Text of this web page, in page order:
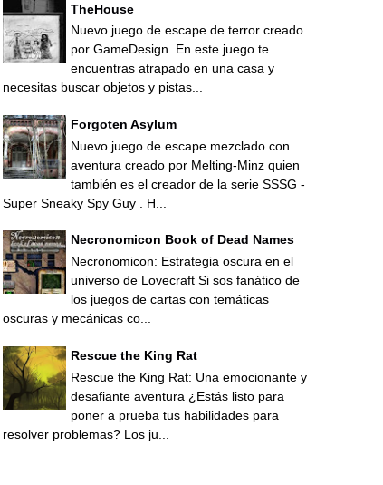
TheHouse
Nuevo juego de escape de terror creado
por GameDesign. En este juego te
encuentras atrapado en una casa y
necesitas buscar objetos y pistas...
Forgoten Asylum
Nuevo juego de escape mezclado con
aventura creado por Melting-Minz quien
también es el creador de la serie SSSG -
Super Sneaky Spy Guy . H...
Necronomicon Book of Dead Names
Necronomicon: Estrategia oscura en el
universo de Lovecraft Si sos fanático de
los juegos de cartas con temáticas
oscuras y mecánicas co...
Rescue the King Rat
Rescue the King Rat: Una emocionante y
desafiante aventura ¿Estás listo para
poner a prueba tus habilidades para
resolver problemas? Los ju...